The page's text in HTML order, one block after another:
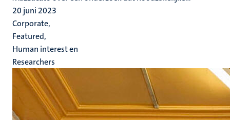
20 juni 2023
Corporate,
Featured,
Human interest en
Researchers